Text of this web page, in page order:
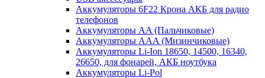
Аккумуляторы 6F22 Крона АКБ для радио
телефонов
Аккумуляторы AA (Пальчиковые)
Аккумуляторы AAA (Мизинчиковые)
Аккумуляторы Li-Ion 18650, 14500, 16340,
26650, для фонарей, АКБ ноутбука
Аккумуляторы Li-Pol